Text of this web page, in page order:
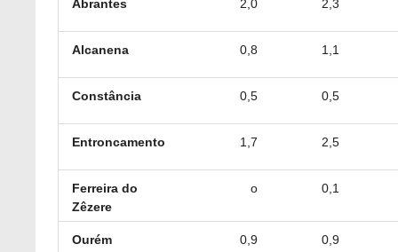
Abrantes 2,0 2,3
Alcanena 0,8 1,1
Constância 0,5 0,5
Entroncamento 1,7 2,5
Ferreira do
Zêzere
o 0,1
Ourém 0,9 0,9